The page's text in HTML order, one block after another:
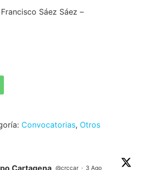
Sáez Sáez –
Convocatorias, Otros
Cartagena @crccar · 3 Ago